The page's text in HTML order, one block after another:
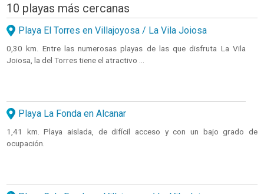
10 playas más cercanas
Playa El Torres en Villajoyosa / La Vila Joiosa
0,30 km. Entre las numerosas playas de las que disfruta La Vila
Joiosa, la del Torres tiene el atractivo ...
Playa La Fonda en Alcanar
1,41 km. Playa aislada, de difícil acceso y con un bajo grado de
ocupación.